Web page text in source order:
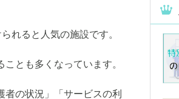
れると人気の施設です。
とも多くなっています。
者の状況」「サービスの利